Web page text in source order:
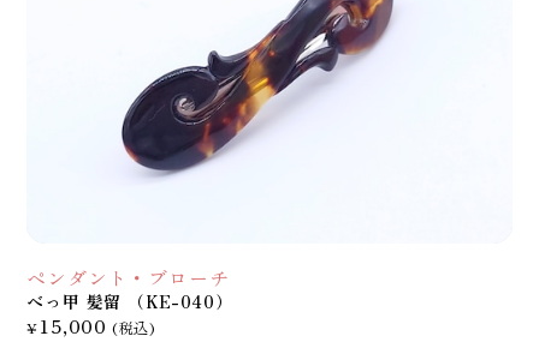
ペンダント・ブローチ
べっ甲 髪留 （KE-040）
¥15,000 (税込)